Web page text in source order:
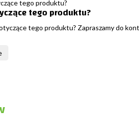
tego produktu?
tego produktu? Zapraszamy do